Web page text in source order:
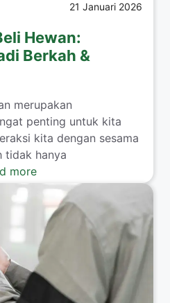
21 Januari 2026
Hewan:
Berkah &
merupakan
penting untuk kita
kita dengan sesama
tidak hanya
more